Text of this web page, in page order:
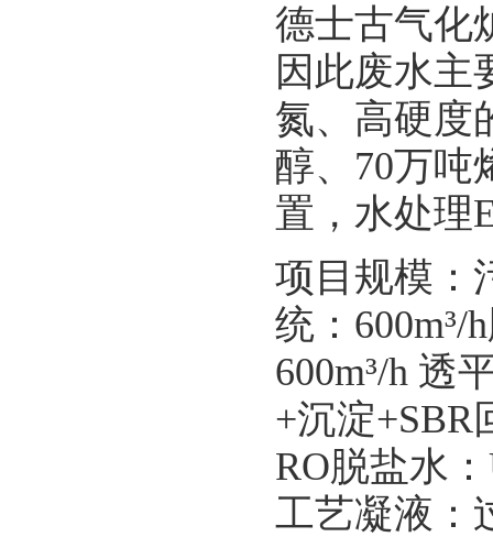
德士古气化
因此废水主
氮、高硬度
醇、70万吨
置，水处理
项目规模：
统：600m³/
600m³/h 透
+沉淀+SBR
RO脱盐水
工艺凝液：